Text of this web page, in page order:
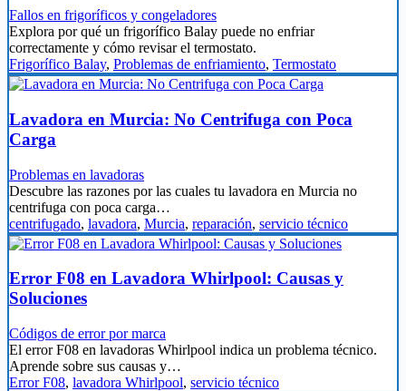
Fallos en frigoríficos y congeladores
Explora por qué un frigorífico Balay puede no enfriar
correctamente y cómo revisar el termostato.
Frigorífico Balay, Problemas de enfriamiento, Termostato
Lavadora en Murcia: No Centrifuga con Poca
Carga
Problemas en lavadoras
Descubre las razones por las cuales tu lavadora en Murcia no
centrifuga con poca carga…
centrifugado, lavadora, Murcia, reparación, servicio técnico
Error F08 en Lavadora Whirlpool: Causas y
Soluciones
Códigos de error por marca
El error F08 en lavadoras Whirlpool indica un problema técnico.
Aprende sobre sus causas y…
Error F08, lavadora Whirlpool, servicio técnico